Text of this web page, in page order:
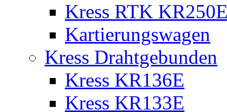
Kress RTK
Kartierungswagen
Kress Drahtgebunden
Kress KR136E
Kress KR133E